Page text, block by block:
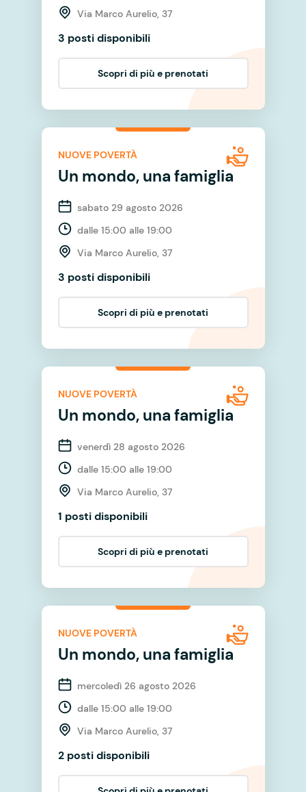
Via Marco Aurelio, 37
3 posti disponibili
Scopri di più e prenotati
NUOVE POVERTÀ
Un mondo, una famiglia
sabato 29 agosto 2026
dalle 15:00 alle 19:00
Via Marco Aurelio, 37
3 posti disponibili
Scopri di più e prenotati
NUOVE POVERTÀ
Un mondo, una famiglia
venerdì 28 agosto 2026
dalle 15:00 alle 19:00
Via Marco Aurelio, 37
1 posti disponibili
Scopri di più e prenotati
NUOVE POVERTÀ
Un mondo, una famiglia
mercoledì 26 agosto 2026
dalle 15:00 alle 19:00
Via Marco Aurelio, 37
2 posti disponibili